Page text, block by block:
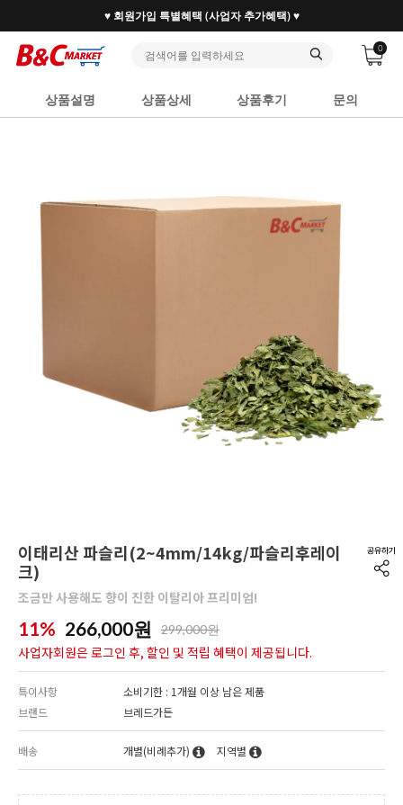
♥ 회원가입 특별혜택 (사업자 추가혜택) ♥
0
상품설명 상품상세 상품후기 문의
이태리산 파슬리(2~4mm/14kg/파슬리후레이
크)
조금만 사용해도 향이 진한 이탈리아 프리미엄!
11% 266,000원 299,000원
사업자회원은 로그인 후, 할인 및 적립 혜택이 제공됩니다.
특이사항
소비기한 : 1개월 이상 남은 제품
브랜드
브레드가든
배송 개별(비례추가) 지역별